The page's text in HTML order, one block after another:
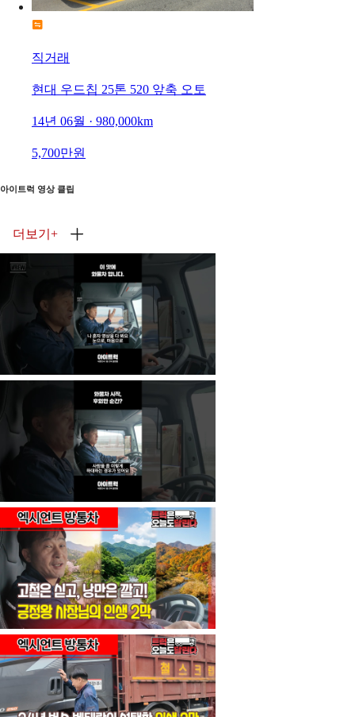
직거래
현대 우드칩 25톤 520 앞축 오토
14년 06월 · 980,000km
5,700만원
아이트럭 영상 클립
더보기 +